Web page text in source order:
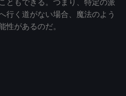
行く道がない場合、魔法のよう
性があるのだ。